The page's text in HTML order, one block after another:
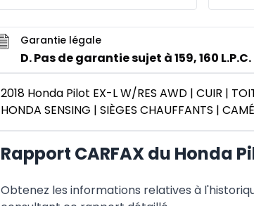
Garantie légale
D. Pas de garantie sujet à 159, 160 L.P.C.
2018 Honda Pilot EX-L W/RES AWD | CUIR |
HONDA SENSING | SIÈGES CHAUFFANTS |
Rapport CARFAX du Honda
Obtenez les informations relatives à